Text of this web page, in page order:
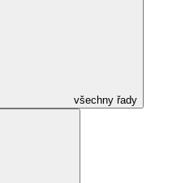
všechny řady